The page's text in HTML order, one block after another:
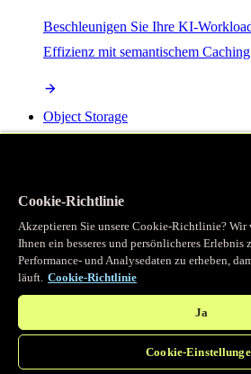
Beschleunigen Sie Ihre KI-
Effizienz mit semantischem
Object Storage
Programmierbarer Cache
Erhalten Sie vollständigen
legendäre Caching, das unser CDN
Cookie-Richtlinie
Akzeptieren Sie unsere Cookie-Richtlinie? Wir
Ihnen ein besseres und persönlicheres
Performance- und Analysedaten zu erheben,
läuft. Cookie-Richtlinie
Ja
Cookie-